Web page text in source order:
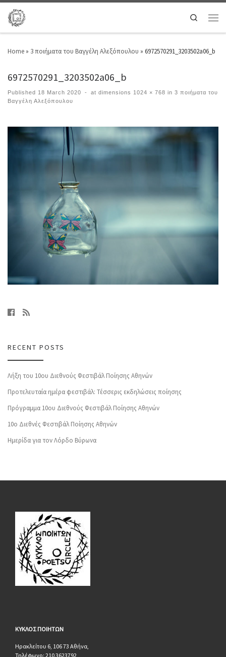
Search
Home » 3 ποιήματα του Βαγγέλη Αλεξόπουλου » 6972570291_3203502a06_b
6972570291_3203502a06_b
Published 18 March 2020 - at dimensions 1024 × 768 in 3 ποιήματα του
Βαγγέλη Αλεξόπουλου
Images navigation
RECENT POSTS
Λήξη του 10ου Διεθνούς Φεστιβάλ Ποίησης Αθηνών
Προτελευταία ημέρα φεστιβάλ: Τέσσερις εκδηλώσεις ποίησης
Πρόγραμμα 10ου Διεθνούς Φεστιβάλ Ποίησης Αθηνών
10o Διεθνές Φεστιβάλ Ποίησης Αθηνών
Ημερίδα για τον Λόρδο Βύρωνα
ΚΥΚΛΟΣ ΠΟΙΗΤΩΝ
Ηρακλείτου 6, 106 73 Αθήνα,
Τηλέφωνο: 210 3623792